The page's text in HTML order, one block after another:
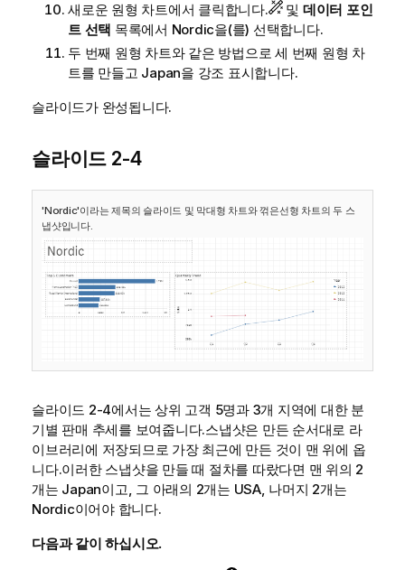
새로운 원형 차트에서 클릭합니다.
및 데이터 포인
트 선택 목록에서 Nordic을(를) 선택합니다.
두 번째 원형 차트와 같은 방법으로 세 번째 원형 차
트를 만들고 Japan을 강조 표시합니다.
슬라이드가 완성됩니다.
슬라이드 2-4
'Nordic'이라는 제목의 슬라이드 및 막대형 차트와 꺾은선형 차트의 두 스
냅샷입니다.
슬라이드 2-4에서는 상위 고객 5명과 3개 지역에 대한 분
기별 판매 추세를 보여줍니다.스냅샷은 만든 순서대로 라
이브러리에 저장되므로 가장 최근에 만든 것이 맨 위에 옵
니다.이러한 스냅샷을 만들 때 절차를 따랐다면 맨 위의 2
개는 Japan이고, 그 아래의 2개는 USA, 나머지 2개는
Nordic이어야 합니다.
다음과 같이 하십시오.